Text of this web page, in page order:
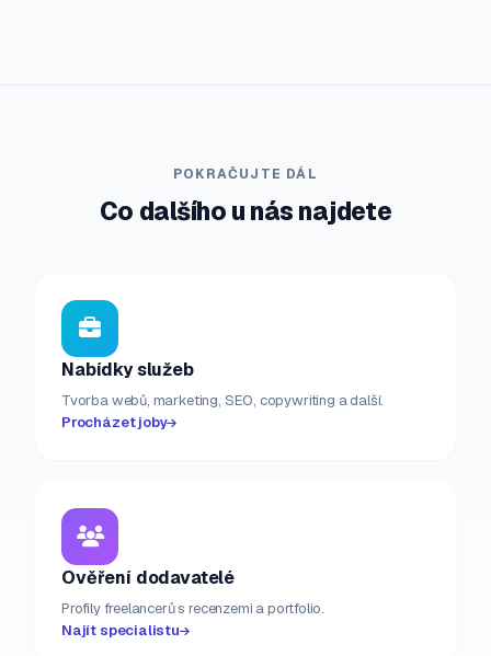
POKRAČUJTE DÁL
Co dalšího u nás najdete
Nabídky služeb
Tvorba webů, marketing, SEO, copywriting a další.
Procházet joby
Ověření dodavatelé
Profily freelancerů s recenzemi a portfolio.
Najít specialistu